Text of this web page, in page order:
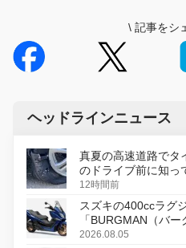
\ 記事をシ
ヘッドラインニュース
真夏の高速道路でタ
のドライブ前に知っ
12時間前
スズキの400ccラグ
「BURGMAN（バ
変更し、8月18日に発
2026.08.05